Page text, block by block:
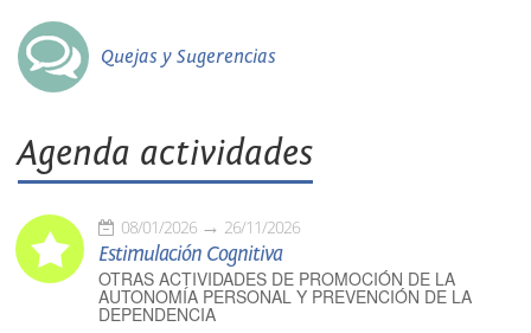
Quejas y Sugerencias
Agenda actividades
08/01/2026 26/11/2026
Estimulación Cognitiva
OTRAS ACTIVIDADES DE PROMOCIÓN DE LA
AUTONOMÍA PERSONAL Y PREVENCIÓN DE LA
DEPENDENCIA